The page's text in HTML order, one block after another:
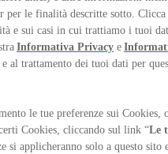
sui Cookies
per le finalità descritte sotto. Clicca
e sui casi in cui trattiamo i tuoi
Informativa Privacy e
e al trattamento dei tuoi dati per
le tue preferenze sui Cookies,
Cookies, cliccando sul link “Le
si applicheranno solo a questo sito